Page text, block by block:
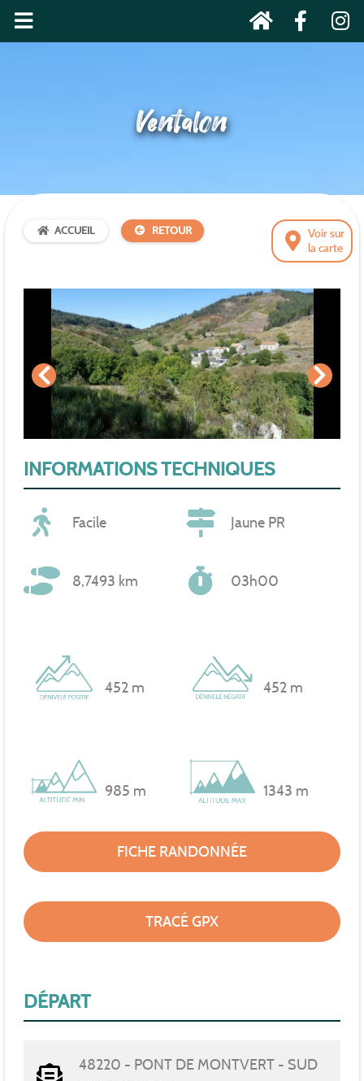
Ventalon
Voir sur
la carte
ACCUEIL RETOUR
INFORMATIONS TECHNIQUES
Facile Jaune PR
8,7493 km 03h00
452 m 452 m
985 m 1343 m
FICHE RANDONNÉE
TRACÉ GPX
DÉPART
48220 - PONT DE MONTVERT - SUD